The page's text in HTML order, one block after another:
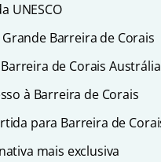
UNESCO
Barreira de Corais
de Corais
à Barreira de Corais
para Barreira de
mais exclusiva